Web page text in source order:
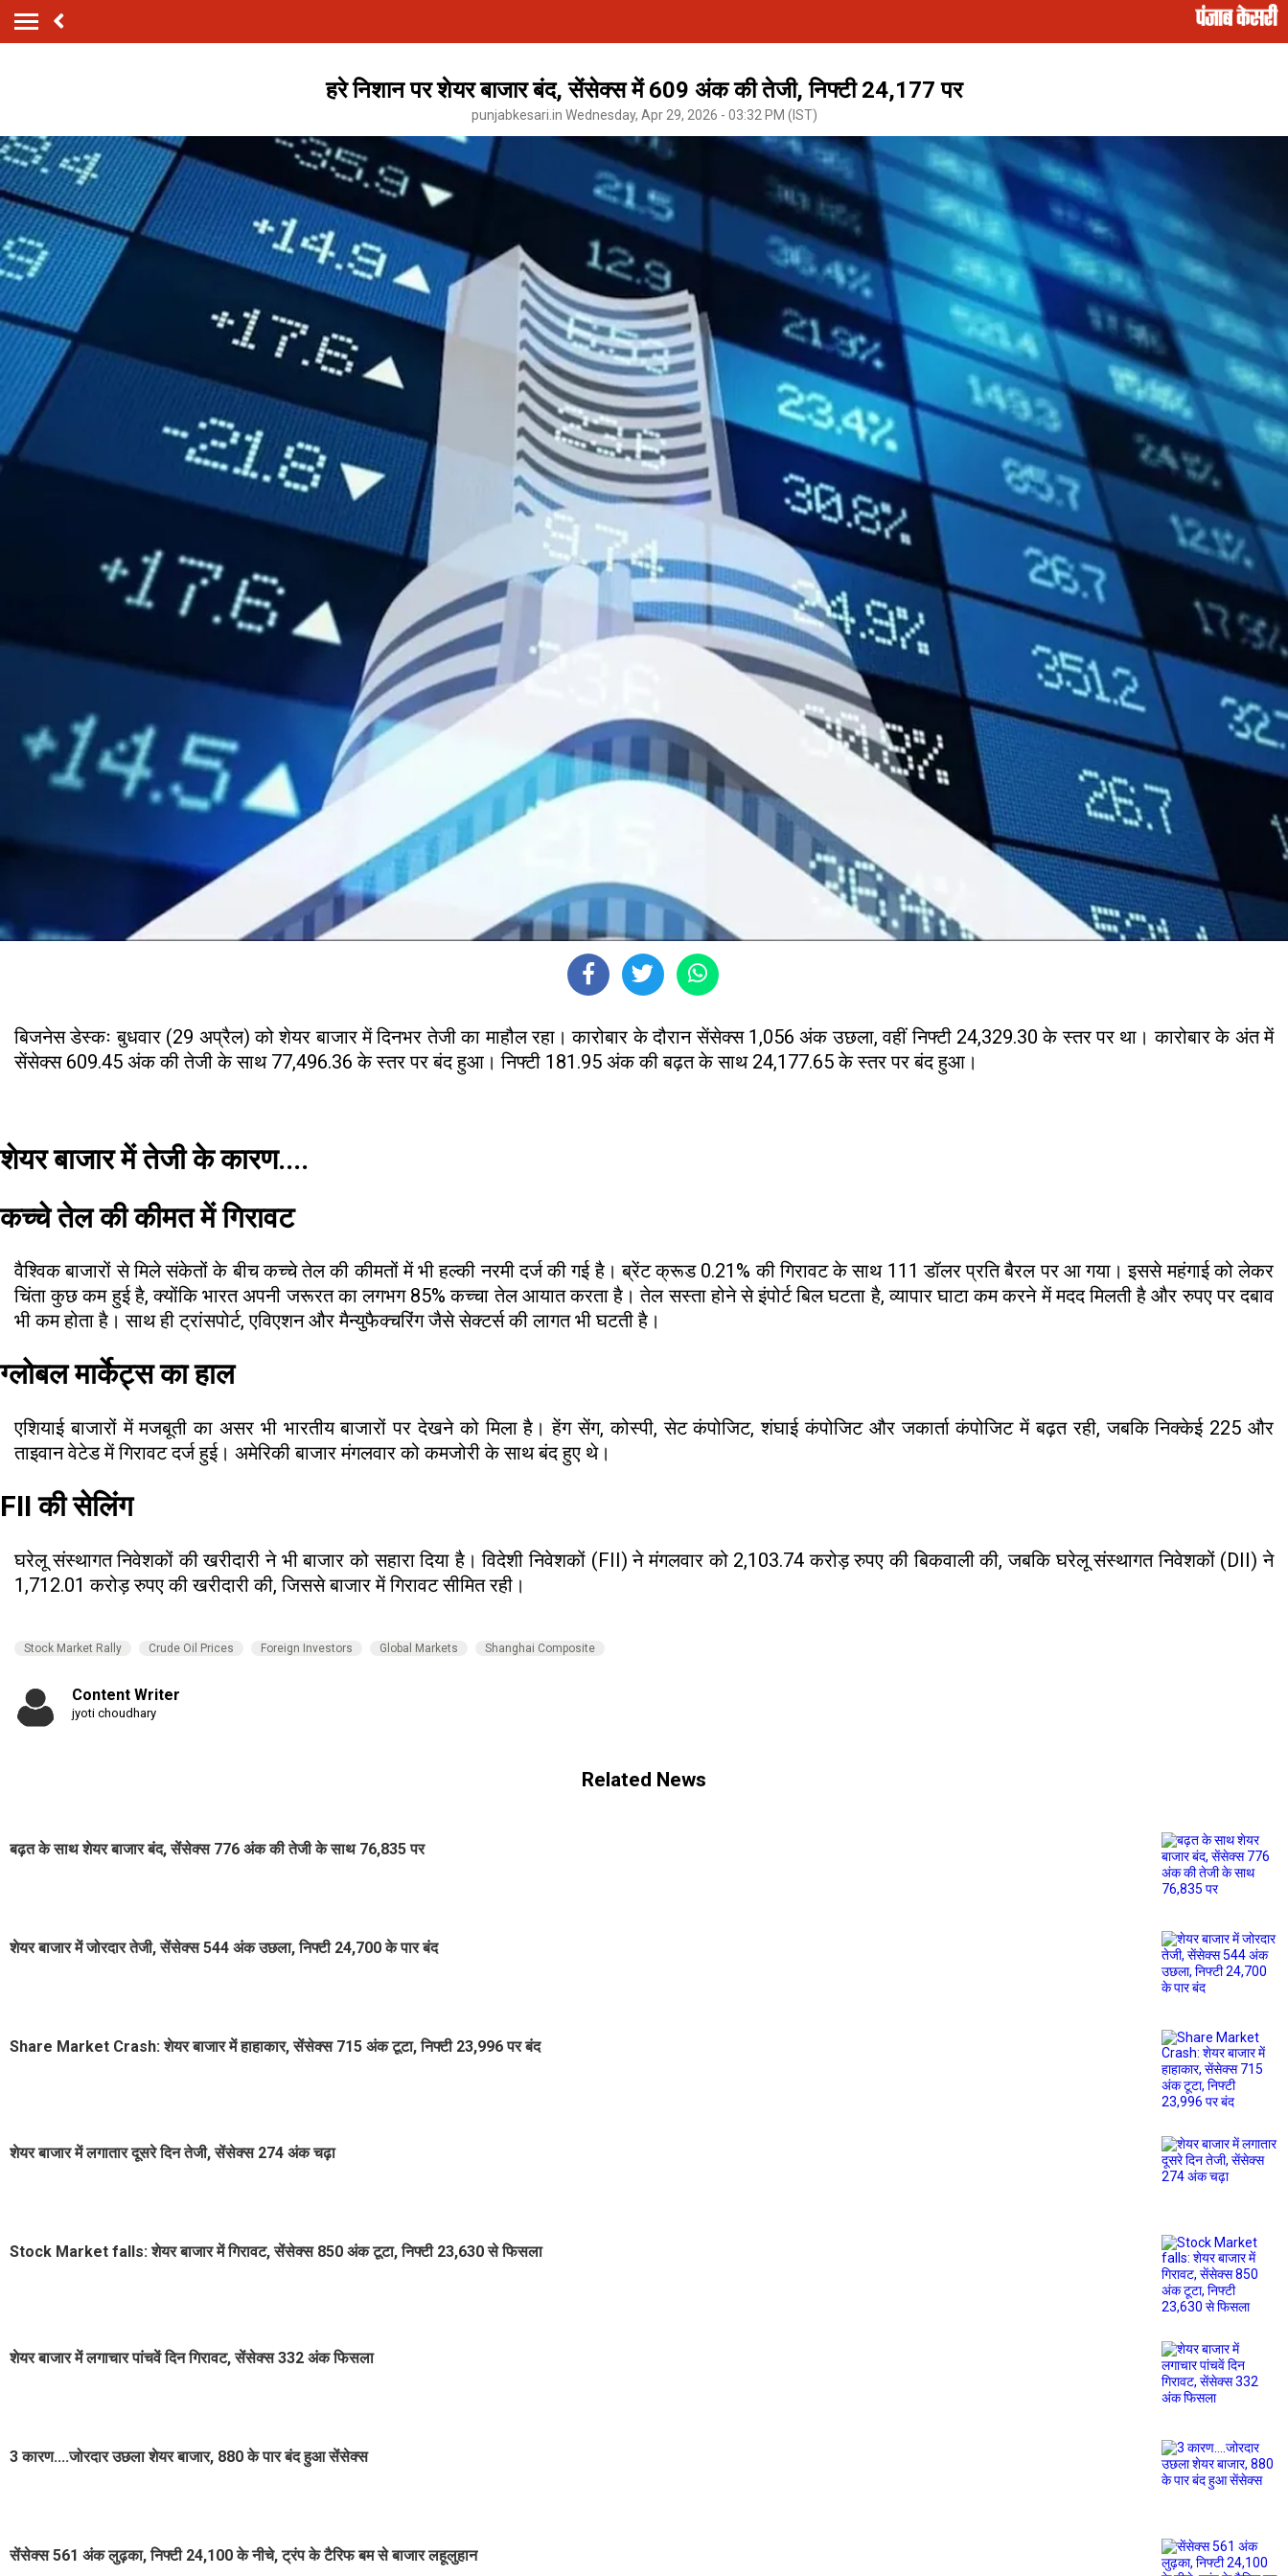
हरे निशान पर शेयर बाजार बंद, सेंसेक्स में 609 अंक की तेजी, निफ्टी 24,177 पर
punjabkesari.in Wednesday, Apr 29, 2026 - 03:32 PM (IST)
बिजनेस डेस्कः बुधवार (29 अप्रैल) को शेयर बाजार में दिनभर तेजी का माहौल रहा। कारोबार के दौरान सेंसेक्स 1,056 अंक उछला, वहीं निफ्टी 24,329.30 के स्तर पर था। कारोबार के अंत में
सेंसेक्स 609.45 अंक की तेजी के साथ 77,496.36 के स्तर पर बंद हुआ। निफ्टी 181.95 अंक की बढ़त के साथ 24,177.65 के स्तर पर बंद हुआ।
शेयर बाजार में तेजी के कारण....
कच्चे तेल की कीमत में गिरावट
वैश्विक बाजारों से मिले संकेतों के बीच कच्चे तेल की कीमतों में भी हल्की नरमी दर्ज की गई है। ब्रेंट क्रूड 0.21% की गिरावट के साथ 111 डॉलर प्रति बैरल पर आ गया। इससे महंगाई को लेकर
चिंता कुछ कम हुई है, क्योंकि भारत अपनी जरूरत का लगभग 85% कच्चा तेल आयात करता है। तेल सस्ता होने से इंपोर्ट बिल घटता है, व्यापार घाटा कम करने में मदद मिलती है और रुपए पर दबाव
भी कम होता है। साथ ही ट्रांसपोर्ट, एविएशन और मैन्युफैक्चरिंग जैसे सेक्टर्स की लागत भी घटती है।
ग्लोबल मार्केट्स का हाल
एशियाई बाजारों में मजबूती का असर भी भारतीय बाजारों पर देखने को मिला है। हेंग सेंग, कोस्पी, सेट कंपोजिट, शंघाई कंपोजिट और जकार्ता कंपोजिट में बढ़त रही, जबकि निक्केई 225 और
ताइवान वेटेड में गिरावट दर्ज हुई। अमेरिकी बाजार मंगलवार को कमजोरी के साथ बंद हुए थे।
FII की सेलिंग
घरेलू संस्थागत निवेशकों की खरीदारी ने भी बाजार को सहारा दिया है। विदेशी निवेशकों (FII) ने मंगलवार को 2,103.74 करोड़ रुपए की बिकवाली की, जबकि घरेलू संस्थागत निवेशकों (DII) ने
1,712.01 करोड़ रुपए की खरीदारी की, जिससे बाजार में गिरावट सीमित रही।
Stock Market Rally Crude Oil Prices Foreign Investors Global Markets Shanghai Composite
Content Writer
jyoti choudhary
Related News
बढ़त के साथ शेयर बाजार बंद, सेंसेक्स 776 अंक की तेजी के साथ 76,835 पर
शेयर बाजार में जोरदार तेजी, सेंसेक्स 544 अंक उछला, निफ्टी 24,700 के पार बंद
Share Market Crash: शेयर बाजार में हाहाकार, सेंसेक्स 715 अंक टूटा, निफ्टी 23,996 पर बंद
शेयर बाजार में लगातार दूसरे दिन तेजी, सेंसेक्स 274 अंक चढ़ा
Stock Market falls: शेयर बाजार में गिरावट, सेंसेक्स 850 अंक टूटा, निफ्टी 23,630 से फिसला
शेयर बाजार में लगाचार पांचवें दिन गिरावट, सेंसेक्स 332 अंक फिसला
3 कारण....जोरदार उछला शेयर बाजार, 880 के पार बंद हुआ सेंसेक्स
सेंसेक्स 561 अंक लुढ़का, निफ्टी 24,100 के नीचे, ट्रंप के टैरिफ बम से बाजार लहूलुहान